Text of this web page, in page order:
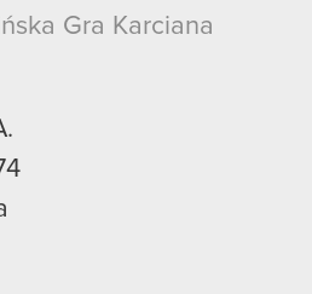
Gra Karciana